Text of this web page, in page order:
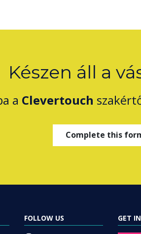
Készen áll a
a Clevertouch
Complete this
FOLLOW US GET